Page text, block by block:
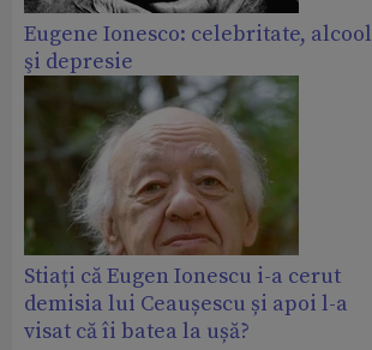
Eugene Ionesco: celebritate, alcool
şi depresie
Stiați că Eugen Ionescu i-a cerut
demisia lui Ceaușescu și apoi l-a
visat că îi batea la ușă?